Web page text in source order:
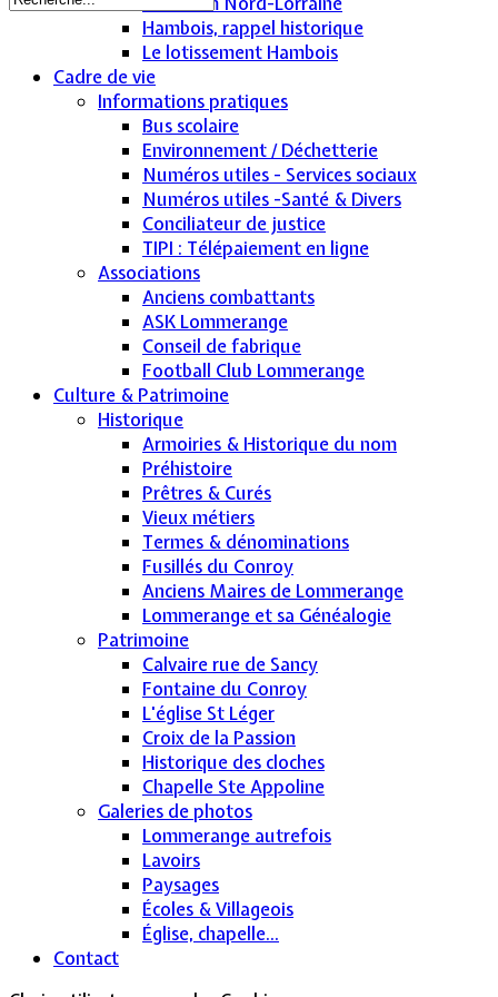
Hambois, rappel historique
Le lotissement Hambois
Cadre de vie
Informations pratiques
Bus scolaire
Environnement / Déchetterie
Numéros utiles - Services sociaux
Numéros utiles -Santé & Divers
Conciliateur de justice
TIPI : Télépaiement en ligne
Associations
Anciens combattants
ASK Lommerange
Conseil de fabrique
Football Club Lommerange
Culture & Patrimoine
Historique
Armoiries & Historique du nom
Préhistoire
Prêtres & Curés
Vieux métiers
Termes & dénominations
Fusillés du Conroy
Anciens Maires de Lommerange
Lommerange et sa Généalogie
Patrimoine
Calvaire rue de Sancy
Fontaine du Conroy
L'église St Léger
Croix de la Passion
Historique des cloches
Chapelle Ste Appoline
Galeries de photos
Lommerange autrefois
Lavoirs
Paysages
Écoles & Villageois
Église, chapelle...
Contact